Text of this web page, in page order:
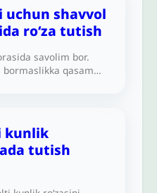
yaxshilik bilan
uchun shavvol
ro‘za tutish
savolim bor.
qasam
kunlik
tutish